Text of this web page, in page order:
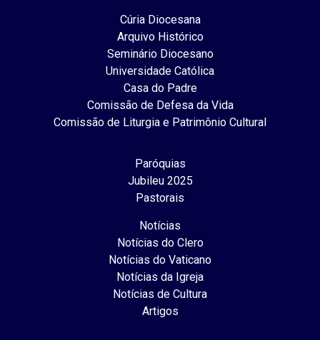
Cúria Diocesana
Arquivo Histórico
Seminário Diocesano
Universidade Católica
Casa do Padre
Comissão de Defesa da Vida
Comissão de Liturgia e Patrimônio Cultural
Paróquias
Jubileu 2025
Pastorais
Notícias
Notícias do Clero
Notícias do Vaticano
Notícias da Igreja
Notícias de Cultura
Artigos